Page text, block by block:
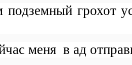
грохот
меня в ад